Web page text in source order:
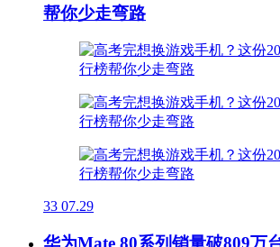
帮你少走弯路
33 07.29
华为Mate 80系列销量破809万